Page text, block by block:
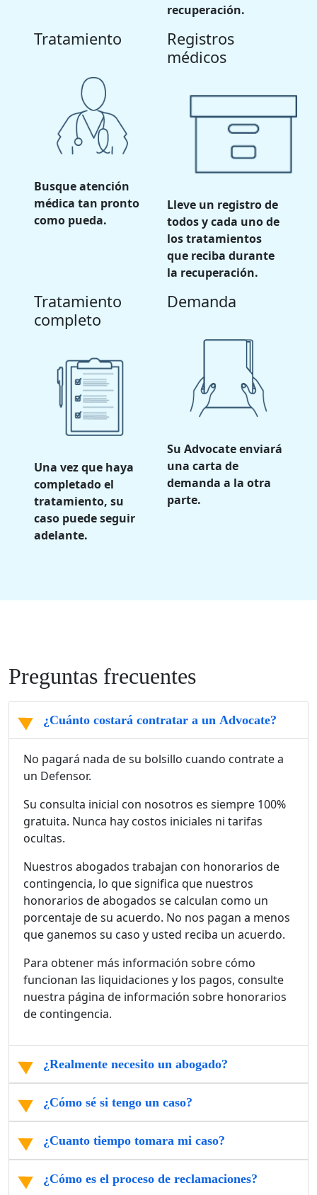
recuperación.
Tratamiento
Busque atención
médica tan pronto
como pueda.
Registros
médicos
Lleve un registro de
todos y cada uno de
los tratamientos
que reciba durante
la recuperación.
Tratamiento
completo
Una vez que haya
completado el
tratamiento, su
caso puede seguir
adelante.
Demanda
Su Advocate enviará
una carta de
demanda a la otra
parte.
Preguntas frecuentes
¿Cuánto costará contratar a un Advocate?
No pagará nada de su bolsillo cuando contrate a
un Defensor.
Su consulta inicial con nosotros es siempre 100%
gratuita. Nunca hay costos iniciales ni tarifas
ocultas.
Nuestros abogados trabajan con honorarios de
contingencia, lo que significa que nuestros
honorarios de abogados se calculan como un
porcentaje de su acuerdo. No nos pagan a menos
que ganemos su caso y usted reciba un acuerdo.
Para obtener más información sobre cómo
funcionan las liquidaciones y los pagos, consulte
nuestra página de información sobre honorarios
de contingencia.
¿Realmente necesito un abogado?
¿Cómo sé si tengo un caso?
¿Cuanto tiempo tomara mi caso?
¿Cómo es el proceso de reclamaciones?